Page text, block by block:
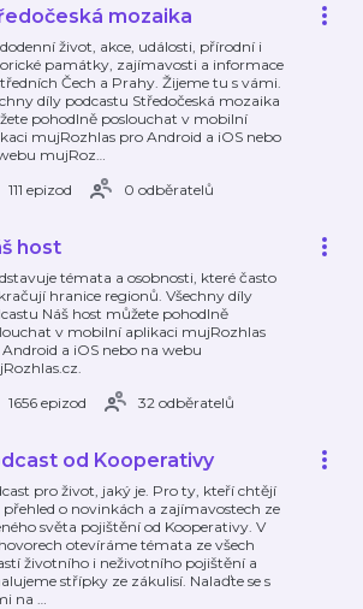
mozaika
život, akce, události, přírodní i
památky, zajímavosti a informace
Čech a Prahy. Žijeme tu s vámi.
díly podcastu Středočeská mozaika
pohodlně poslouchat v mobilní
mujRozhlas pro Android a iOS nebo
mujRoz…
111 epizod
0 odběratelů
host
témata a osobnosti, které často
hranice regionů. Všechny díly
Náš host můžete pohodlně
v mobilní aplikaci mujRozhlas
a iOS nebo na webu
1656 epizod
32 odběratelů
od Kooperativy
pro život, jaký je. Pro ty, kteří chtějí
o novinkách a zajímavostech ze
světa pojištění od Kooperativy. V
otevíráme témata ze všech
životního i neživotního pojištění a
střípky ze zákulisí. Nalaďte se s
na …